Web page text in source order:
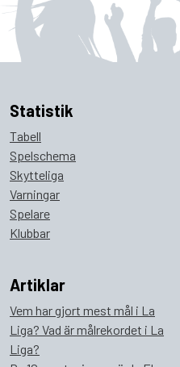
Statistik
Tabell
Spelschema
Skytteliga
Varningar
Spelare
Klubbar
Artiklar
Vem har gjort mest mål i La
Liga? Vad är målrekordet i La
Liga?